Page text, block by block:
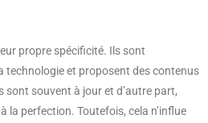
propre spécificité. Ils sont
technologie et proposent des contenus
sont souvent à jour et d’autre part,
la perfection. Toutefois, cela n’influe